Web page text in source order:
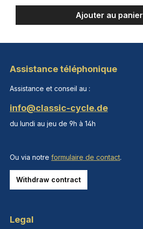
Ajouter au panier
Assistance téléphonique
Assistance et conseil au :
info@classic-cycle.de
du lundi au jeu de 9h à 14h
Ou via notre formulaire de contact.
Withdraw contract
Legal